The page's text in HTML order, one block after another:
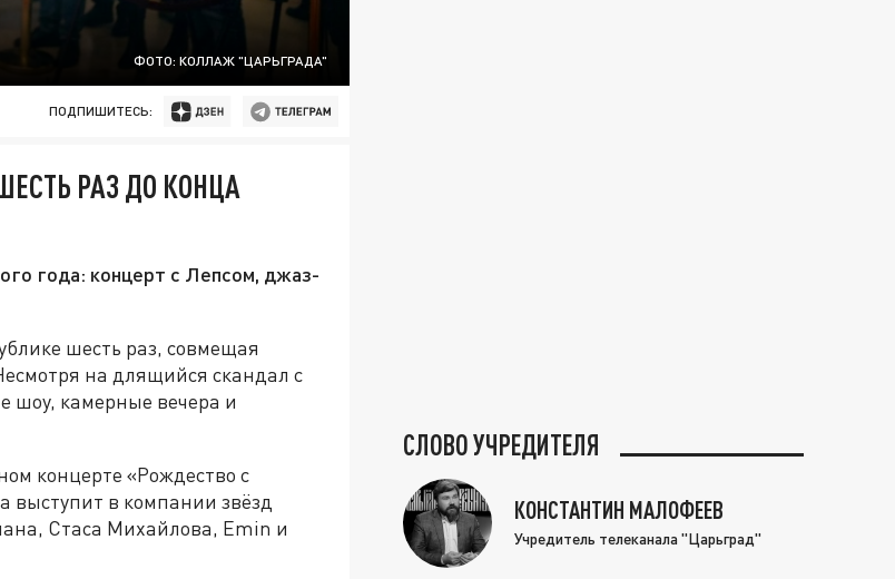
ФОТО: КОЛЛАЖ "ЦАРЬГРАДА"
ПОДПИШИТЕСЬ:
РАЗ ДО КОНЦА
года: концерт с Лепсом, джаз-
шесть раз, совмещая
на длящийся скандал с
шоу, камерные вечера и
концерте «Рождество с
выступит в компании звёзд
Стаса Михайлова, Emin и
СЛОВО УЧРЕДИТЕЛЯ
КОНСТАНТИН МАЛОФЕЕВ
Учредитель телеканала "Царьград"